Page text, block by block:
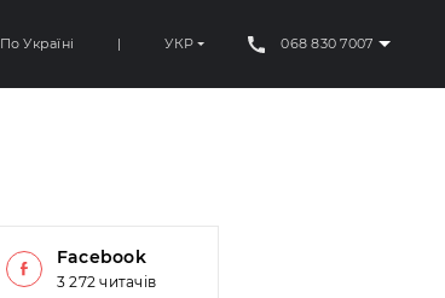
По Україні | УКР 068 830 7007
Facebook
3 272 читачів